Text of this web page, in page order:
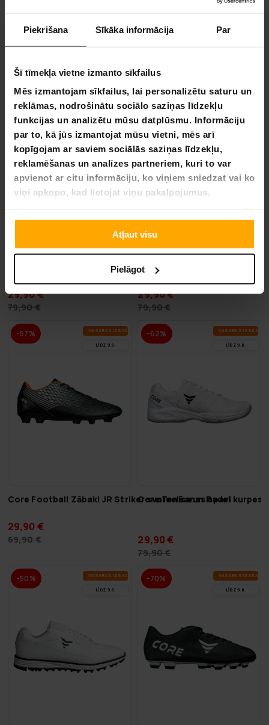
Piekrišana Sīkāka informācija Par
Šī tīmekļa vietne izmanto sīkfailus
Mēs izmantojam sīkfailus, lai personalizētu saturu un
reklāmas, nodrošinātu sociālo saziņas līdzekļu
funkcijas un analizētu mūsu datplūsmu. Informāciju
par to, kā jūs izmantojat mūsu vietni, mēs arī
kopīgojam ar saviem sociālās saziņas līdzekļu,
reklamēšanas un analīzes partneriem, kuri to var
apvienot ar citu informāciju, ko viņiem sniedzat vai ko
viņi apkopo, kad lietojat viņu pakalpojumus.
Atļaut visu
Pielāgot
49,90 € 439,00 €
-62%
Core Iekštelpu Svarcelšanas Apavi Floorpro
29,90 €
79,90 €
-62%
Core Futbola zābaki SR
29,90 €
79,90 €
-57% VA­SA­RAS IZ­SKA­ŅA
LĪDZ 9.8.
Core Football Zābaki JR Striker svarcelšanas apavi
29,90 €
69,90 €
-62% VA­SA­RAS IZ­SKA­ŅA
LĪDZ 9.8.
Core Tenisa un Padel kurpes
29,90 €
79,90 €
-50% VA­SA­RAS IZ­SKA­ŅA
LĪDZ 9.8.
-70% VA­SA­RAS IZ­SKA­ŅA
LĪDZ 9.8.